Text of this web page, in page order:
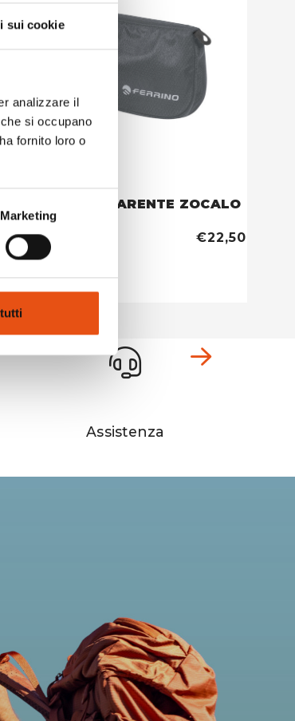
sui cookie
analizzare il
si occupano
fornito loro o
Marketing
BEAUTY TRASPARENTE ZOCALO
grigio scuro
€22,50
Assistenza